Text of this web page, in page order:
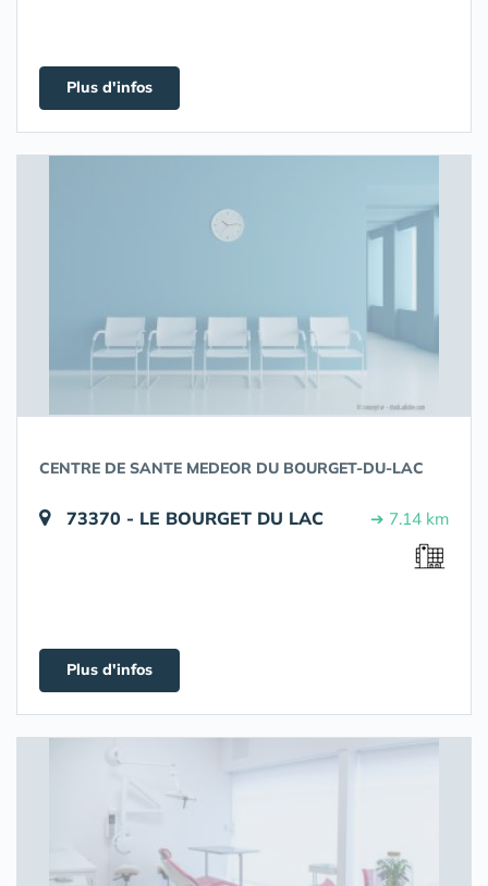
Plus d'infos
CENTRE DE SANTE MEDEOR DU BOURGET-DU-LAC
73370 - LE BOURGET DU LAC ➔ 7.14 km
Plus d'infos